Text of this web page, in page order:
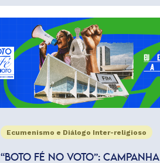
Ecumenismo e Diálogo Inter-religioso
“BOTO FÉ NO VOTO”: CAMPANHA